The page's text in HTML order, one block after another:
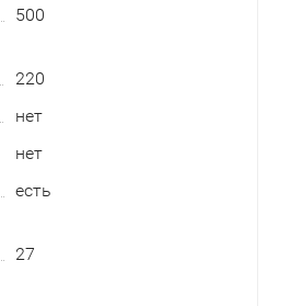
500
220
нет
нет
есть
27